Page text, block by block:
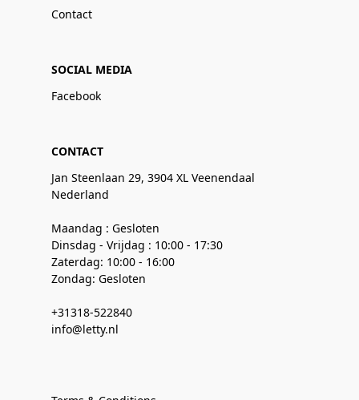
Contact
SOCIAL MEDIA
Facebook
CONTACT
Jan Steenlaan 29, 3904 XL Veenendaal
Nederland
Maandag : Gesloten
Dinsdag - Vrijdag : 10:00 - 17:30
Zaterdag: 10:00 - 16:00
Zondag: Gesloten
+31318-522840
info@letty.nl